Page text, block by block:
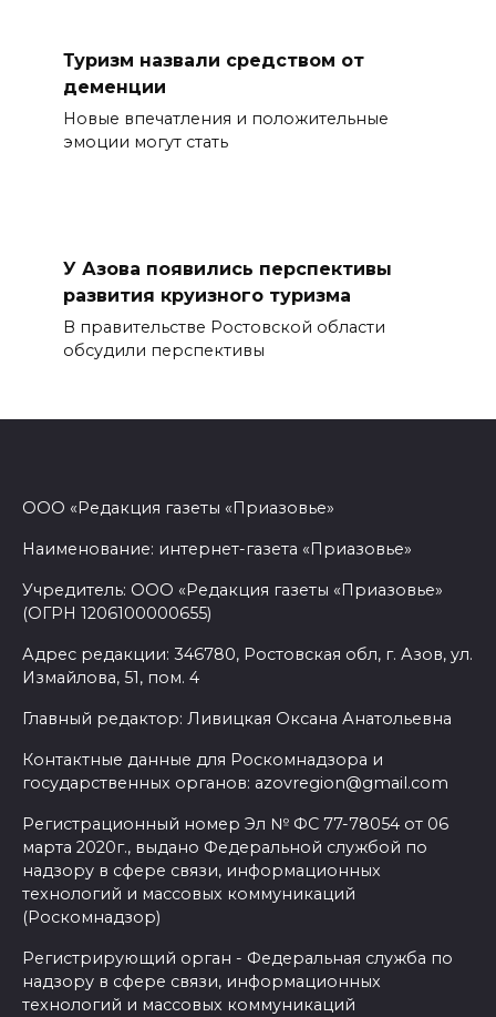
Туризм назвали средством от
деменции
Новые впечатления и положительные
эмоции могут стать
У Азова появились перспективы
развития круизного туризма
В правительстве Ростовской области
обсудили перспективы
ООО «Редакция газеты «Приазовье»
Наименование: интернет-газета «Приазовье»
Учредитель: ООО «Редакция газеты «Приазовье»
(ОГРН 1206100000655)
Адрес редакции: 346780, Ростовская обл, г. Азов, ул.
Измайлова, 51, пом. 4
Главный редактор: Ливицкая Оксана Анатольевна
Контактные данные для Роскомнадзора и
государственных органов: azovregion@gmail.com
Регистрационный номер Эл № ФС 77-78054 от 06
марта 2020г., выдано Федеральной службой по
надзору в сфере связи, информационных
технологий и массовых коммуникаций
(Роскомнадзор)
Регистрирующий орган - Федеральная служба по
надзору в сфере связи, информационных
технологий и массовых коммуникаций